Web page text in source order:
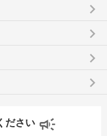
keyboard_arrow_right
keyboard_arrow_right
keyboard_arrow_right
keyboard_arrow_right
ださい